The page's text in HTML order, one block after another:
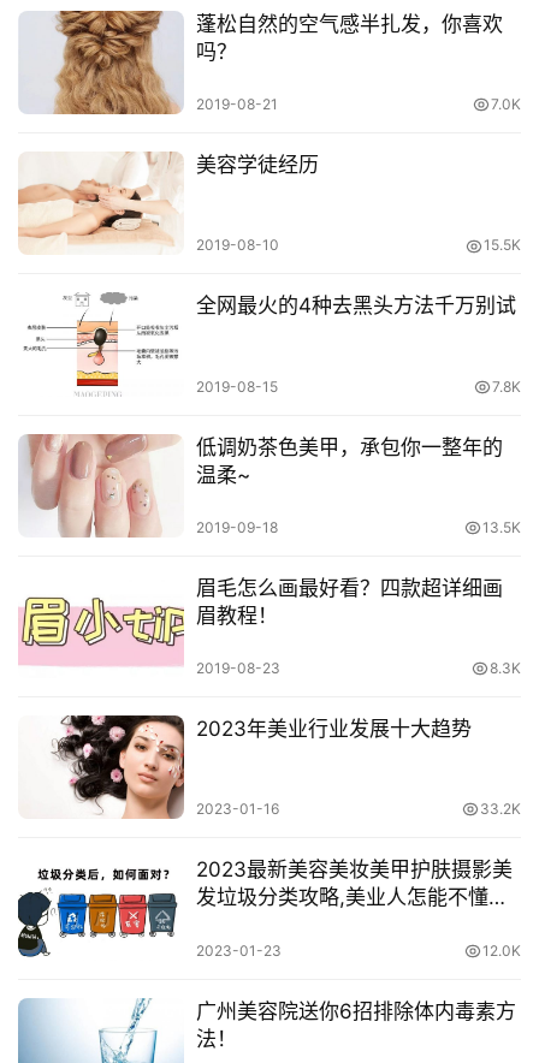
蓬松自然的空气感半扎发，你喜欢
吗？
2019-08-21 7.0K
美容学徒经历
2019-08-10 15.5K
全网最火的4种去黑头方法千万别试
2019-08-15 7.8K
低调奶茶色美甲，承包你一整年的
温柔~
2019-09-18 13.5K
眉毛怎么画最好看？四款超详细画
眉教程！
2019-08-23 8.3K
2023年美业行业发展十大趋势
2023-01-16 33.2K
2023最新美容美妆美甲护肤摄影美
发垃圾分类攻略,美业人怎能不懂垃
2023-01-23 12.0K
广州美容院送你6招排除体内毒素方
法！